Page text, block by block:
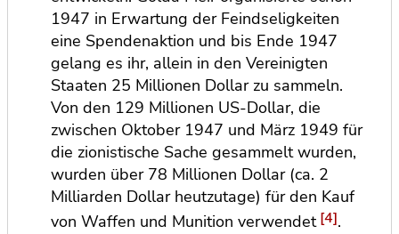
1947 in Erwartung der Feindseligkeiten
eine Spendenaktion und bis Ende 1947
gelang es ihr, allein in den Vereinigten
Staaten 25 Millionen Dollar zu sammeln.
Von den 129 Millionen US-Dollar, die
zwischen Oktober 1947 und März 1949 für
die zionistische Sache gesammelt wurden,
wurden über 78 Millionen Dollar (ca. 2
Milliarden Dollar heutzutage) für den Kauf
von Waffen und Munition verwendet [4].